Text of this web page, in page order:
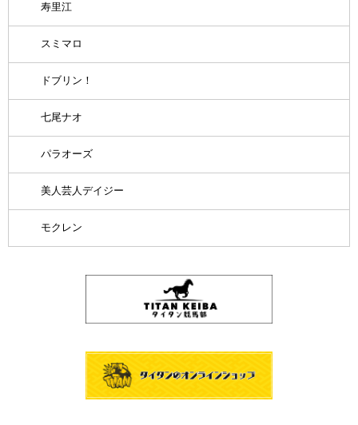
寿里江
スミマロ
ドブリン！
七尾ナオ
パラオーズ
美人芸人デイジー
モクレン